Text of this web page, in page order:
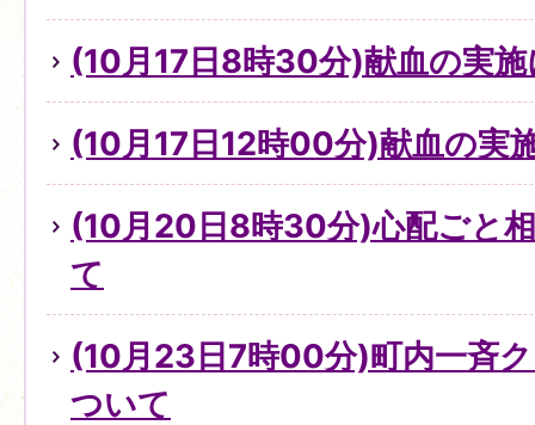
(10月17日8時30分)献血の実
(10月17日12時00分)献血の実
(10月20日8時30分)心配ごと
て
(10月23日7時00分)町内一斉
ついて